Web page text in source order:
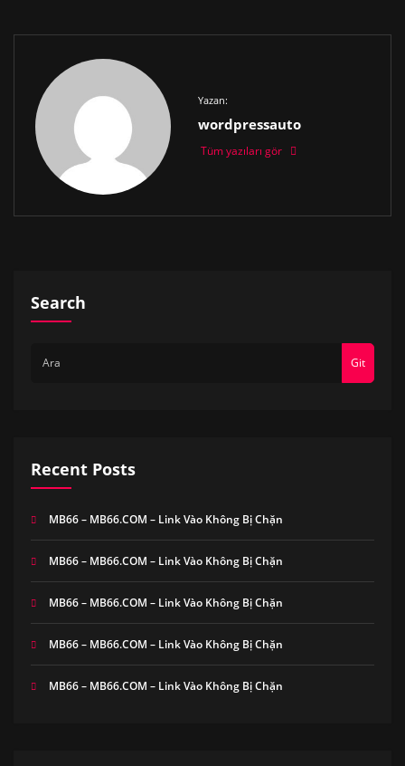
Yazan:
wordpressauto
Tüm yazıları gör
Search
Git
Recent Posts
MB66 – MB66.COM – Link Vào Không Bị Chặn
MB66 – MB66.COM – Link Vào Không Bị Chặn
MB66 – MB66.COM – Link Vào Không Bị Chặn
MB66 – MB66.COM – Link Vào Không Bị Chặn
MB66 – MB66.COM – Link Vào Không Bị Chặn